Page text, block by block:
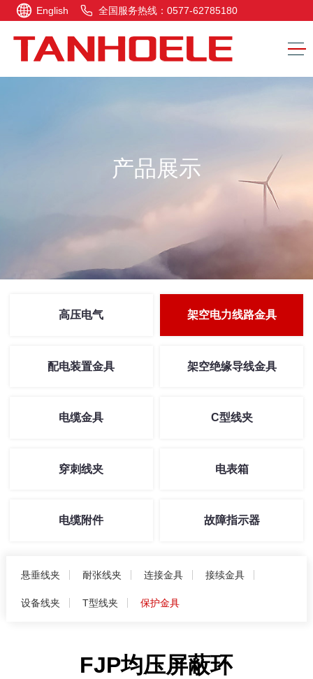
English 全国服务热线：0577-62785180
产品展示
高压电气 架空电力线路金具
配电装置金具 架空绝缘导线金具
电缆金具 C型线夹
穿刺线夹 电表箱
电缆附件 故障指示器
悬垂线夹 耐张线夹 连接金具 接续金具
设备线夹 T型线夹 保护金具
FJP均压屏蔽环